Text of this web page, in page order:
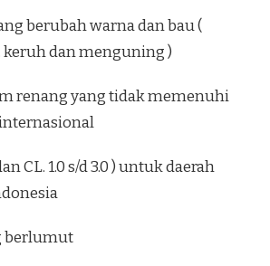
berubah warna dan bau (
dan menguning )
renang yang tidak memenuhi
CL. 1.0 s/d 3.0 ) untuk daerah
berlumut